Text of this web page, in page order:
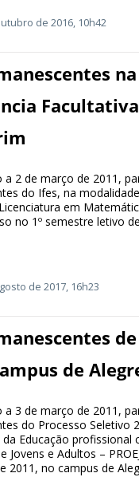
de 2016, 10h42
na
2 de março de 2011,
do Ifes, na
em
no 1º semestre letivo
de 2017, 16h23
de
3 de março de 2011,
do Processo Seletivo
Educação profissional
e Adultos –
2011, no campus de